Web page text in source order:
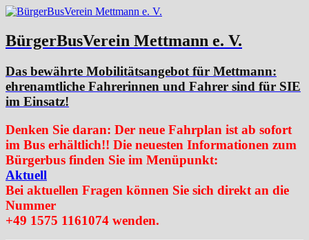
BürgerBusVerein Mettmann e. V.
Das bewährte Mobilitätsangebot für Mettmann:
ehrenamtliche Fahrerinnen und Fahrer sind für SIE
im Einsatz!
Denken Sie daran: Der neue Fahrplan ist ab sofort
im Bus erhältlich!! Die neuesten Informationen zum
Bürgerbus finden Sie im Menüpunkt:
Aktuell
Bei aktuellen Fragen können Sie sich direkt an die
Nummer
+49 1575 1161074 wenden.